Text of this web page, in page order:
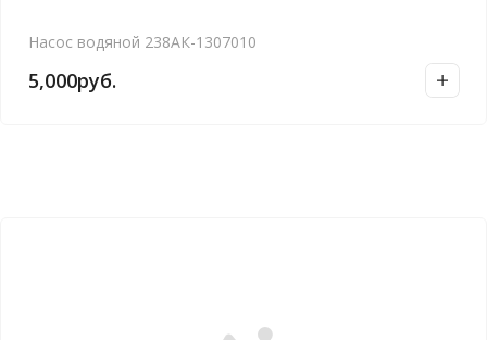
Насос водяной 238АК-1307010
5,000руб.